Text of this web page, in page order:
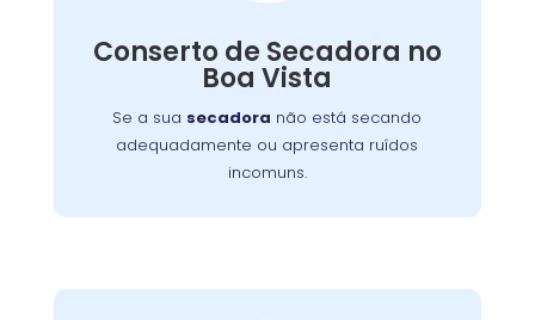
Conserto de Secadora no
Boa Vista
Se a sua secadora não está secando
adequadamente ou apresenta ruídos
incomuns.
e corrigir o problema, garantindo o
funcionamento eficiente do aparelho.